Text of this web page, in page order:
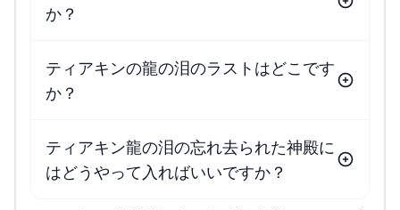
か？
ティアキンの龍の泪のラストはどこです
か？
ティアキン龍の泪の忘れ去られた神殿に
はどうやって入ればいいですか？